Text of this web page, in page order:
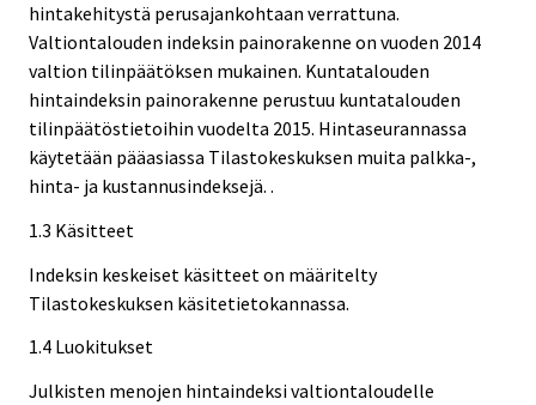
hintakehitystä perusajankohtaan verrattuna.
Valtiontalouden indeksin painorakenne on vuoden 2014
valtion tilinpäätöksen mukainen. Kuntatalouden
hintaindeksin painorakenne perustuu kuntatalouden
tilinpäätöstietoihin vuodelta 2015. Hintaseurannassa
käytetään pääasiassa Tilastokeskuksen muita palkka-,
hinta- ja kustannusindeksejä. .
1.3 Käsitteet
Indeksin keskeiset käsitteet on määritelty
Tilastokeskuksen käsitetietokannassa.
1.4 Luokitukset
Julkisten menojen hintaindeksi valtiontaloudelle